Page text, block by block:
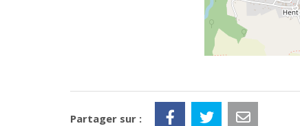
Partager sur :